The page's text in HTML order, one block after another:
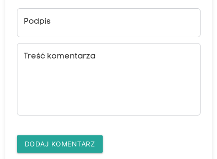
Podpis
Treść komentarza
DODAJ KOMENTARZ